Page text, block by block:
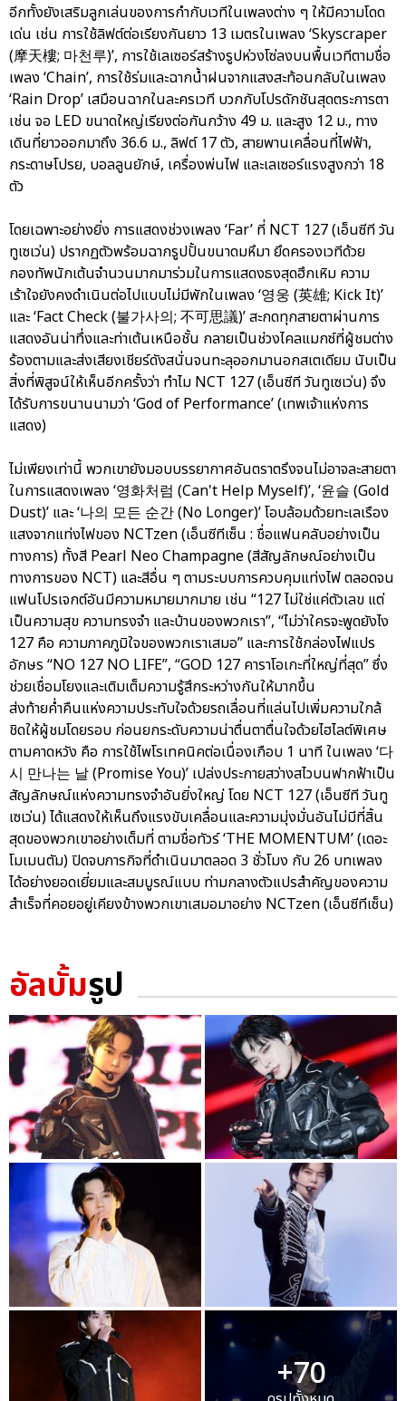
อีกทั้งยังเสริมลูกเล่นของการกำกับเวทีในเพลงต่าง ๆ ให้มีความโดด
เด่น เช่น การใช้ลิฟต์ต่อเรียงกันยาว 13 เมตรในเพลง ‘Skyscraper
(摩天樓; 마천루)’, การใช้เลเซอร์สร้างรูปห่วงโซ่ลงบนพื้นเวทีตามชื่อ
เพลง ‘Chain’, การใช้ร่มและฉากน้ำฝนจากแสงสะท้อนกลับในเพลง
‘Rain Drop’ เสมือนฉากในละครเวที บวกกับโปรดักชันสุดตระการตา
เช่น จอ LED ขนาดใหญ่เรียงต่อกันกว้าง 49 ม. และสูง 12 ม., ทาง
เดินที่ยาวออกมาถึง 36.6 ม., ลิฟต์ 17 ตัว, สายพานเคลื่อนที่ไฟฟ้า,
กระดาษโปรย, บอลลูนยักษ์, เครื่องพ่นไฟ และเลเซอร์แรงสูงกว่า 18
ตัว
โดยเฉพาะอย่างยิ่ง การแสดงช่วงเพลง ‘Far’ ที่ NCT 127 (เอ็นซีที วัน
ทูเซเว่น) ปรากฏตัวพร้อมฉากรูปปั้นขนาดมหึมา ยึดครองเวทีด้วย
กองทัพนักเต้นจำนวนมากมาร่วมในการแสดงธงสุดฮึกเหิม ความ
เร้าใจยังคงดำเนินต่อไปแบบไม่มีพักในเพลง ‘영웅 (英雄; Kick It)’
และ ‘Fact Check (불가사의; 不可思議)’ สะกดทุกสายตาผ่านการ
แสดงอันน่าทึ่งและท่าเต้นเหนือชั้น กลายเป็นช่วงไคลแมกซ์ที่ผู้ชมต่าง
ร้องตามและส่งเสียงเชียร์ดังสนั่นจนทะลุออกมานอกสเตเดียม นับเป็น
สิ่งที่พิสูจน์ให้เห็นอีกครั้งว่า ทำไม NCT 127 (เอ็นซีที วันทูเซเว่น) จึง
ได้รับการขนานนามว่า ‘God of Performance’ (เทพเจ้าแห่งการ
แสดง)
ไม่เพียงเท่านี้ พวกเขายังมอบบรรยากาศอันตราตรึงจนไม่อาจละสายตา
ในการแสดงเพลง ‘영화처럼 (Can't Help Myself)’, ‘윤슬 (Gold
Dust)’ และ ‘나의 모든 순간 (No Longer)’ โอบล้อมด้วยทะเลเรือง
แสงจากแท่งไฟของ NCTzen (เอ็นซีทีเซ็น : ชื่อแฟนคลับอย่างเป็น
ทางการ) ทั้งสี Pearl Neo Champagne (สีสัญลักษณ์อย่างเป็น
ทางการของ NCT) และสีอื่น ๆ ตามระบบการควบคุมแท่งไฟ ตลอดจน
แฟนโปรเจกต์อันมีความหมายมากมาย เช่น “127 ไม่ใช่แค่ตัวเลข แต่
เป็นความสุข ความทรงจำ และบ้านของพวกเรา”, “ไม่ว่าใครจะพูดยังไง
127 คือ ความภาคภูมิใจของพวกเราเสมอ” และการใช้กล่องไฟแปร
อักษร “NO 127 NO LIFE”, “GOD 127 คาราโอเกะที่ใหญ่ที่สุด” ซึ่ง
ช่วยเชื่อมโยงและเติมเต็มความรู้สึกระหว่างกันให้มากขึ้น
ส่งท้ายค่ำคืนแห่งความประทับใจด้วยรถเลื่อนที่แล่นไปเพิ่มความใกล้
ชิดให้ผู้ชมโดยรอบ ก่อนยกระดับความน่าตื่นตาตื่นใจด้วยไฮไลต์พิเศษ
ตามคาดหวัง คือ การใช้ไพโรเทคนิคต่อเนื่องเกือบ 1 นาที ในเพลง ‘다
시 만나는 날 (Promise You)’ เปล่งประกายสว่างสไวบนฟากฟ้าเป็น
สัญลักษณ์แห่งความทรงจำอันยิ่งใหญ่ โดย NCT 127 (เอ็นซีที วันทู
เซเว่น) ได้แสดงให้เห็นถึงแรงขับเคลื่อนและความมุ่งมั่นอันไม่มีที่สิ้น
สุดของพวกเขาอย่างเต็มที่ ตามชื่อทัวร์ ‘THE MOMENTUM’ (เดอะ
โมเมนตัม) ปิดจบภารกิจที่ดำเนินมาตลอด 3 ชั่วโมง กับ 26 บทเพลง
ได้อย่างยอดเยี่ยมและสมบูรณ์แบบ ท่ามกลางตัวแปรสำคัญของความ
สำเร็จที่คอยอยู่เคียงข้างพวกเขาเสมอมาอย่าง NCTzen (เอ็นซีทีเซ็น)
อัลบั้มรูป
+70